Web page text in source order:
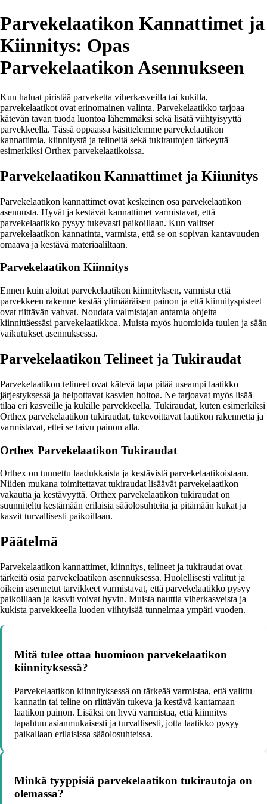
Parvekelaatikon Kannattimet ja
Kiinnitys: Opas
Parvekelaatikon Asennukseen
Kun haluat piristää parveketta viherkasveilla tai kukilla,
parvekelaatikot ovat erinomainen valinta. Parvekelaatikko tarjoaa
kätevän tavan tuoda luontoa lähemmäksi sekä lisätä viihtyisyyttä
parvekkeella. Tässä oppaassa käsittelemme parvekelaatikon
kannattimia, kiinnitystä ja telineitä sekä tukirautojen tärkeyttä
esimerkiksi Orthex parvekelaatikoissa.
Parvekelaatikon Kannattimet ja Kiinnitys
Parvekelaatikon kannattimet ovat keskeinen osa parvekelaatikon
asennusta. Hyvät ja kestävät kannattimet varmistavat, että
parvekelaatikko pysyy tukevasti paikoillaan. Kun valitset
parvekelaatikon kannatinta, varmista, että se on sopivan kantavuuden
omaava ja kestävä materiaaliltaan.
Parvekelaatikon Kiinnitys
Ennen kuin aloitat parvekelaatikon kiinnityksen, varmista että
parvekkeen rakenne kestää ylimääräisen painon ja että kiinnityspisteet
ovat riittävän vahvat. Noudata valmistajan antamia ohjeita
kiinnittäessäsi parvekelaatikkoa. Muista myös huomioida tuulen ja sään
vaikutukset asennuksessa.
Parvekelaatikon Telineet ja Tukiraudat
Parvekelaatikon telineet ovat kätevä tapa pitää useampi laatikko
järjestyksessä ja helpottavat kasvien hoitoa. Ne tarjoavat myös lisää
tilaa eri kasveille ja kukille parvekkeella. Tukiraudat, kuten esimerkiksi
Orthex parvekelaatikon tukiraudat, tukevoittavat laatikon rakennetta ja
varmistavat, ettei se taivu painon alla.
Orthex Parvekelaatikon Tukiraudat
Orthex on tunnettu laadukkaista ja kestävistä parvekelaatikoistaan.
Niiden mukana toimitettavat tukiraudat lisäävät parvekelaatikon
vakautta ja kestävyyttä. Orthex parvekelaatikon tukiraudat on
suunniteltu kestämään erilaisia sääolosuhteita ja pitämään kukat ja
kasvit turvallisesti paikoillaan.
Päätelmä
Parvekelaatikon kannattimet, kiinnitys, telineet ja tukiraudat ovat
tärkeitä osia parvekelaatikon asennuksessa. Huolellisesti valitut ja
oikein asennetut tarvikkeet varmistavat, että parvekelaatikko pysyy
paikoillaan ja kasvit voivat hyvin. Muista nauttia viherkasveista ja
kukista parvekkeella luoden viihtyisää tunnelmaa ympäri vuoden.
Mitä tulee ottaa huomioon parvekelaatikon
kiinnityksessä?
Parvekelaatikon kiinnityksessä on tärkeää varmistaa, että valittu
kannatin tai teline on riittävän tukeva ja kestävä kantamaan
laatikon painon. Lisäksi on hyvä varmistaa, että kiinnitys
tapahtuu asianmukaisesti ja turvallisesti, jotta laatikko pysyy
paikallaan erilaisissa sääolosuhteissa.
Minkä tyyppisiä parvekelaatikon tukirautoja on
olemassa?